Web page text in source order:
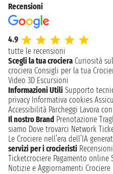
Recensioni
4.9
tutte le recensioni
Scegli la tua crociera Curiosità
crociera Consigli per la tua
Video 3D Escursioni
Informazioni Utili Supporto
privacy Informativa cookies
Accessibilità Parcheggi Lavora
Il nostro Brand Prenotazione
siamo Dove trovarci Network
Le Crociere nell’era dell’IA
servizi per i crocieristi
Ticketcrociere Pagamento online
Notizie e Aggiornamenti Crociere